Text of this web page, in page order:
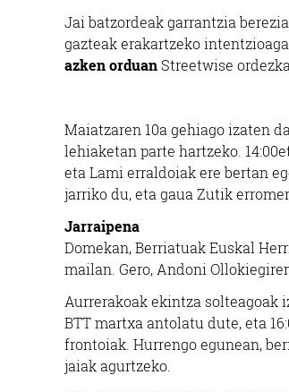
Jai batzordeak garrantzia
gazteak erakartzeko
azken orduanStreetwise
Maiatzaren 10a gehiago izaten
lehiaketan parte hartzeko.
eta Lami erraldoiak ere bertan
jarriko du, eta gaua Zutik
Jarraipena
Domekan, Berriatuak Euskal
mailan. Gero, Andoni
Aurrerakoak ekintza solteagoak
BTT martxa antolatu dute, eta
frontoiak. Hurrengo egunean,
jaiak agurtzeko.